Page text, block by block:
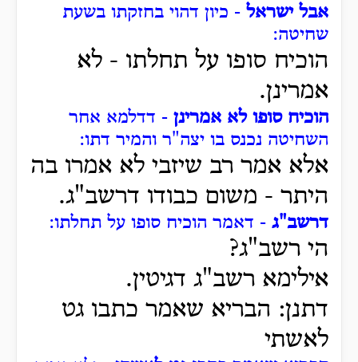
אבל ישראל - כיון דהוי בחזקתו בשעת
שחיטה:
הוכיח סופו על תחלתו - לא
אמרינן.
הוכיח סופו לא אמרינן - דדלמא אחר
השחיטה נכנס בו יצה"ר והמיר דתו:
אלא אמר רב שיזבי לא אמרו בה
היתר - משום כבודו דרשב"ג.
דרשב"ג - דאמר הוכיח סופו על תחלתו:
הי רשב"ג?
אילימא רשב"ג דגיטין.
דתנן: הבריא שאמר כתבו גט
לאשתי